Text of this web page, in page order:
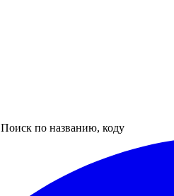
Поиск по названию, коду